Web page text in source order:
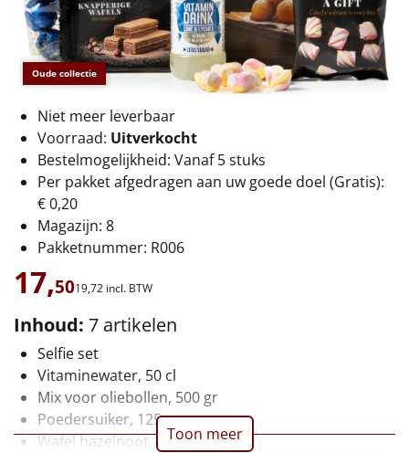
Origineel
Rituals
Luxe
Mannen
Vrouwen
Duurzaam
Leuke
Goedkope
Uniek
Alle thema's
Oude collectie
Niet meer leverbaar
Voorraad: Uitverkocht
Bestelmogelijkheid: Vanaf 5 stuks
Per pakket afgedragen aan uw goede doel (Gratis):
€ 0,20
Magazijn: 8
Pakketnummer: R006
17,5019,72 incl. BTW
Inhoud: 7 artikelen
Selfie set
Vitaminewater, 50 cl
Mix voor oliebollen, 500 gr
Poedersuiker, 125 gr
Wafel hazelnoot, 60 grToon meer